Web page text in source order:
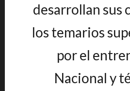
desarrollan sus
los temarios
por el
Nacional y